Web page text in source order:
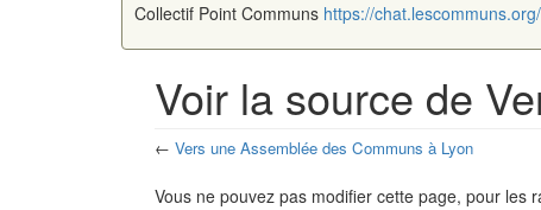
Collectif Point Communs https://chat.lescommuns.org/
Voir la source de
← Vers une Assemblée des Communs à Lyon
Vous ne pouvez pas modifier cette page, pour les